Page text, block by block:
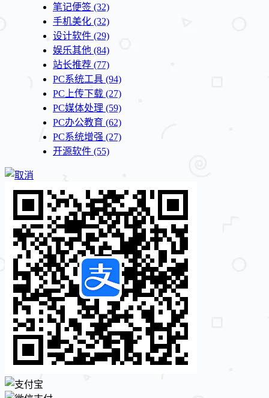
笔记便签 (32)
手机美化 (32)
设计软件 (29)
娱乐其他 (84)
站长推荐 (77)
PC系统工具 (94)
PC上传下载 (27)
PC媒体处理 (59)
PC办公教育 (62)
PC系统增强 (27)
开源软件 (55)